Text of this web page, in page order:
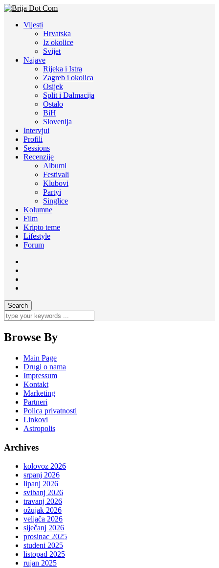
Vijesti
Hrvatska
Iz okolice
Svijet
Najave
Rijeka i Istra
Zagreb i okolica
Osijek
Split i Dalmacija
Ostalo
BiH
Slovenija
Intervjui
Profili
Sessions
Recenzije
Albumi
Festivali
Klubovi
Partyi
Singlice
Kolumne
Film
Kripto teme
Lifestyle
Forum
Browse By
Main Page
Drugi o nama
Impressum
Kontakt
Marketing
Partneri
Polica privatnosti
Linkovi
Astropolis
Archives
kolovoz 2026
srpanj 2026
lipanj 2026
svibanj 2026
travanj 2026
ožujak 2026
veljača 2026
siječanj 2026
prosinac 2025
studeni 2025
listopad 2025
rujan 2025